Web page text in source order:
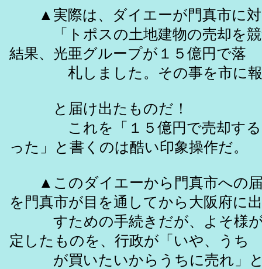
▲実際は、ダイエーが門真市に
「トポスの土地建物の売却を競
結果、光亜グループが１５億円で落
札しました。その事を市に報
と届け出たものだ！
これを「１５億円で売却する
った」と書くのは酷い印象操作だ。
▲このダイエーから門真市への届
を門真市が目を通してから大阪府に出
すための手続きだが、よそ様が
定したものを、行政が「いや、うち
が買いたいからうちに売れ」と